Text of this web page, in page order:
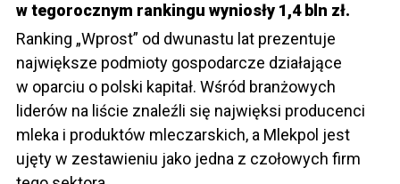
w tegorocznym rankingu wyniosły 1,4 bln zł.
Ranking „Wprost” od dwunastu lat prezentuje
największe podmioty gospodarcze działające
w oparciu o polski kapitał. Wśród branżowych
liderów na liście znaleźli się najwięksi producenci
mleka i produktów mleczarskich, a Mlekpol jest
ujęty w zestawieniu jako jedna z czołowych firm